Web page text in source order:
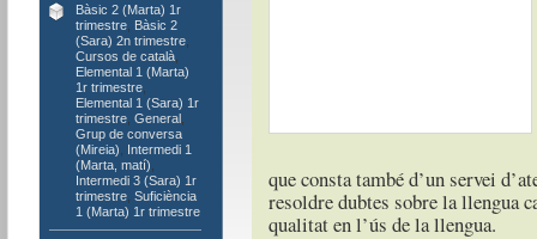
Bàsic 2 (Marta) 1r
trimestre, Bàsic 2
(Sara) 2n trimestre,
Cursos de català,
Elemental 1 (Marta)
1r trimestre,
Elemental 1 (Sara) 1r
trimestre, General,
Grup de conversa
(Mireia)
Intermedi 1
(Marta, matí)
Intermedi 3 (Sara) 1r
trimestre, Suficiència
1 (Marta) 1r trimestre
que consta també d’un servei
resoldre dubtes sobre la llengua
qualitat en l’ús de la llengua.